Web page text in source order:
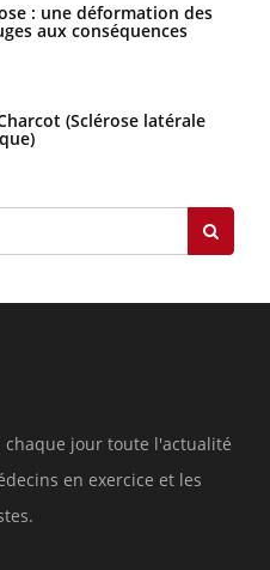
: une déformation des
aux conséquences
(Sclérose latérale
chaque jour toute l'actualité
en exercice et les